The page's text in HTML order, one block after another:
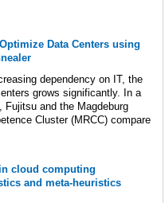
Data Centers using
dependency on IT, the
grows significantly. In a
Fujitsu and the Magdeburg
Cluster (MRCC) compare
cloud computing
and meta-heuristics